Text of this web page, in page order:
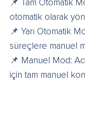
📌 Tam Otomatik
otomatik olarak
📌 Yarı Otomatik
süreçlere manuel
📌 Manuel Mod:
için tam manuel